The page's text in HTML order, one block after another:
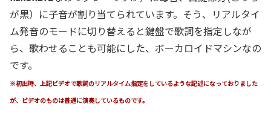
が黒）に子音が割り当てられています。そう、リアルタイ
ム発音のモードに切り替えると鍵盤で歌詞を指定しなが
ら、歌わせることも可能にした、ボーカロイドマシンなの
です。
※初出時、上記ビデオで歌詞のリアルタイム指定をしているような記述になっておりました
が、ビデオのものは普通に演奏しているものです。